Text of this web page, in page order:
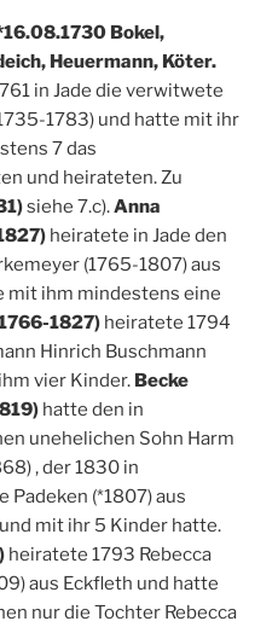
Bokel,
Heuermann, Köter.
in Jade die verwitwete
1783) und hatte mit ihr
7 das
und heirateten. Zu
siehe 7.c).Anna
heiratete in Jade den
(1765-1807) aus
mit ihm mindestens eine
1827) heiratete 1794
Hinrich Buschmann
vier Kinder. Becke
hatte den in
unehelichen Sohn Harm
, der 1830 in
Padeken (*1807) aus
mit ihr 5 Kinder hatte.
heiratete 1793 Rebecca
aus Eckfleth und hatte
nur die Tochter Rebecca